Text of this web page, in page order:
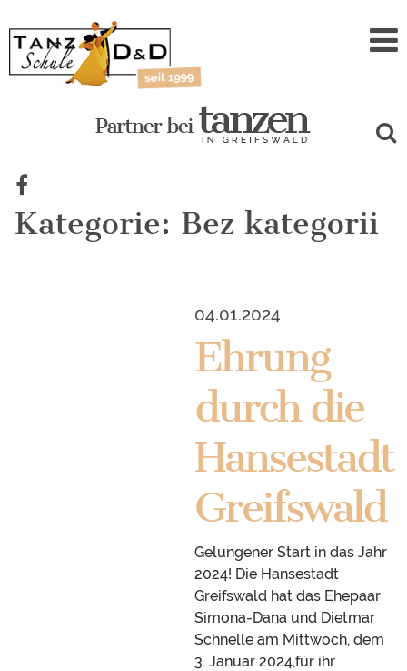
Zum
Inhalt
Kategorie: Bez kategorii
04.01.2024
Ehrung
durch die
Hansestadt
Greifswald
Gelungener Start in das Jahr
2024! Die Hansestadt
Greifswald hat das Ehepaar
Simona-Dana und Dietmar
Schnelle am Mittwoch, dem
3. Januar 2024,für ihr